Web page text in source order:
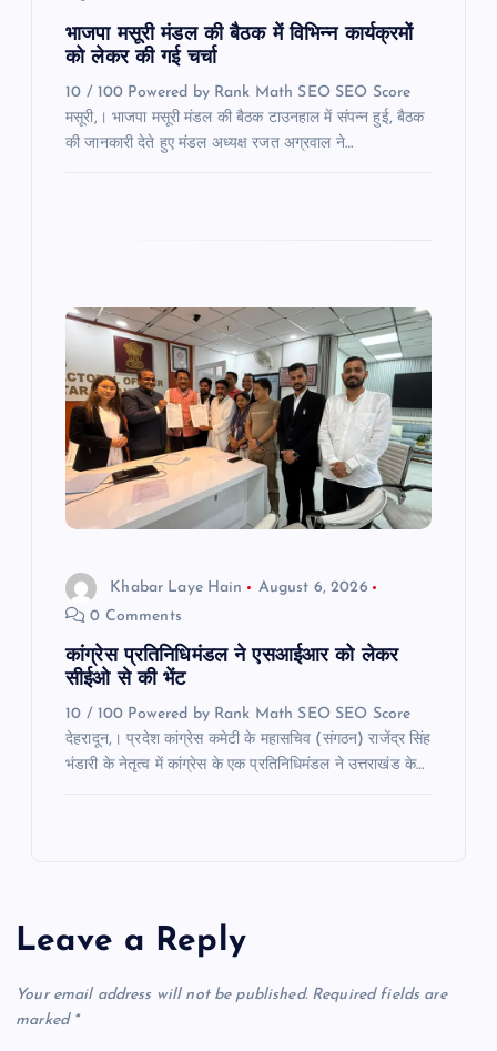
भाजपा मसूरी मंडल की बैठक में विभिन्न कार्यक्रमों
को लेकर की गई चर्चा
10 / 100 Powered by Rank Math SEO SEO Score
मसूरी,। भाजपा मसूरी मंडल की बैठक टाउनहाल में संपन्न हुई, बैठक
की जानकारी देते हुए मंडल अध्यक्ष रजत अग्रवाल ने…
Khabar Laye Hain
August 6, 2026
0 Comments
कांग्रेस प्रतिनिधिमंडल ने एसआईआर को लेकर
सीईओ से की भेंट
10 / 100 Powered by Rank Math SEO SEO Score
देहरादून,। प्रदेश कांग्रेस कमेटी के महासचिव (संगठन) राजेंद्र सिंह
भंडारी के नेतृत्व में कांग्रेस के एक प्रतिनिधिमंडल ने उत्तराखंड के…
Leave a Reply
Your email address will not be published. Required fields are
marked *